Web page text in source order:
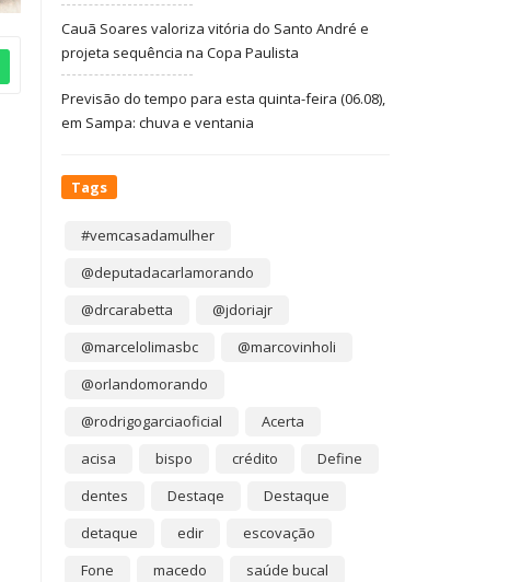
Cauã Soares valoriza vitória do Santo André e
projeta sequência na Copa Paulista
Previsão do tempo para esta quinta-feira (06.08),
em Sampa: chuva e ventania
Tags
#vemcasadamulher
@deputadacarlamorando
@drcarabetta
@jdoriajr
@marcelolimasbc
@marcovinholi
@orlandomorando
@rodrigogarciaoficial
Acerta
acisa
bispo crédito
Define
dentes
Destaqe
Destaque
detaque
edir
escovação
Fone
macedo
saúde bucal